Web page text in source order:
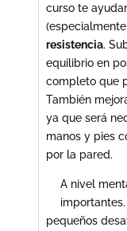
curso te
resistencia.
equilibrio en
completo que
También
ya que será
manos y pies
por la pared.
A nivel
pequeños